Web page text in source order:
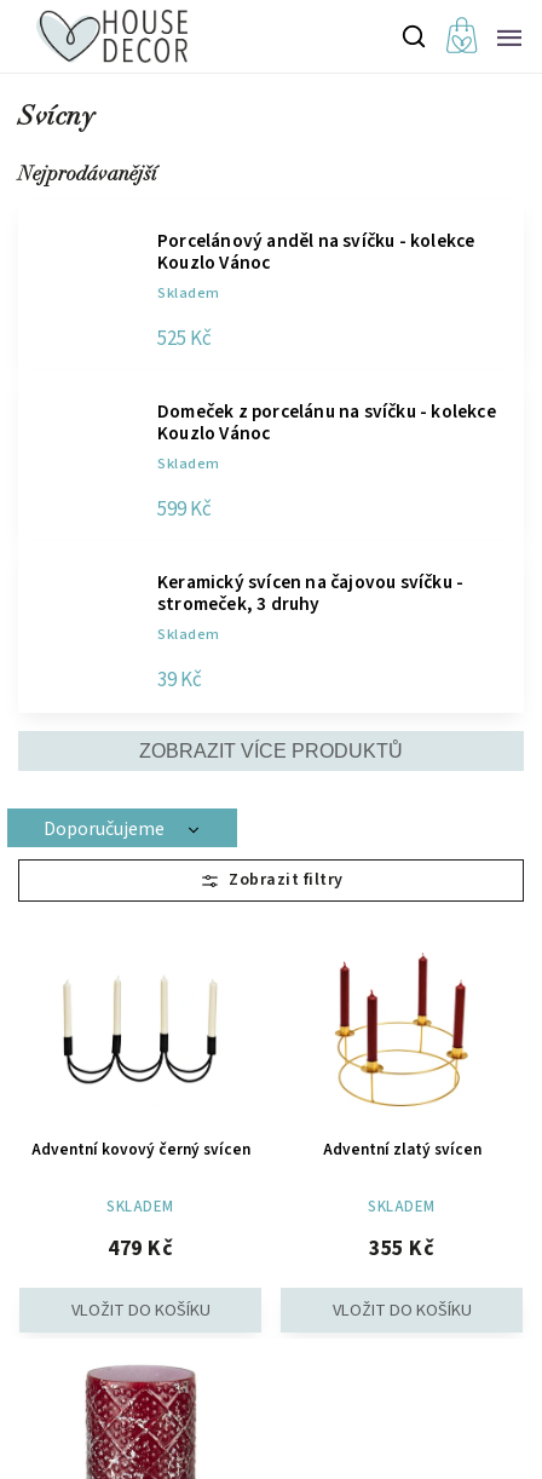
Svícny
Nejprodávanější
Porcelánový anděl na svíčku - kolekce
Kouzlo Vánoc
Skladem
525 Kč
Domeček z porcelánu na svíčku - kolekce
Kouzlo Vánoc
Skladem
599 Kč
Keramický svícen na čajovou svíčku -
stromeček, 3 druhy
Skladem
39 Kč
ZOBRAZIT VÍCE PRODUKTŮ
Doporučujeme
Nejlevnější
Nejdražší
Adventní kovový černý svícen
SKLADEM
479 Kč
Adventní zlatý svícen
SKLADEM
355 Kč